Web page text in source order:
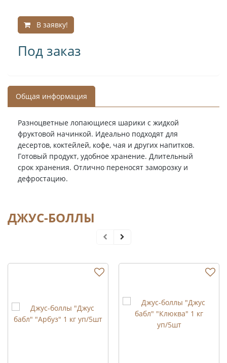
В заявку!
Под заказ
Общая информация
Разноцветные лопающиеся шарики с жидкой
фруктовой начинкой. Идеально подходят для
десертов, коктейлей, кофе, чая и других напитков.
Готовый продукт, удобное хранение. Длительный
срок хранения. Отлично переносят заморозку и
дефростацию.
ДЖУС-БОЛЛЫ